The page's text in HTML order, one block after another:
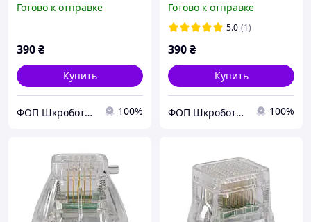
микрогольчатого РФ
Готово к отправке
390₴
Купить
ФОП Шкроботько 100%
микрогольчатого РФ
лифтинга Белые
Готово к отправке
5.0 (1)
390₴
Купить
ФОП Шкроботько 100%